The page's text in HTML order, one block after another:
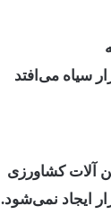
سیاه می‌افتد
آلات کشاورزی
ایجاد نمی‌شود.